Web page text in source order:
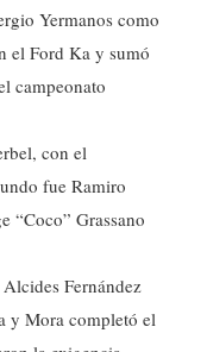
Yermanos como
el Ford Ka y sumó
campeonato
con el
fue Ramiro
“Coco” Grassano
Fernández
y Mora completó el